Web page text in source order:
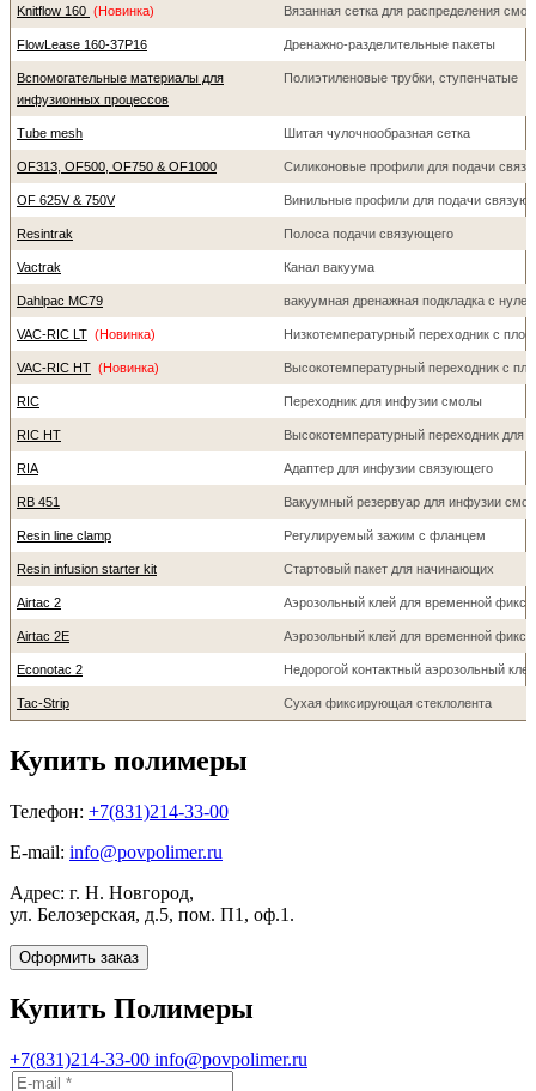
Knitflow 160 (Новинка) Вязанная сетка для распределения
FlowLease 160-37P16 Дренажно-разделительные пакеты
Вспомогательные материалы для
инфузионных процессов
Полиэтиленовые трубки, ступенчатые
Tube mesh Шитая чулочнообразная сетка
OF313, OF500, OF750 & OF1000 Силиконовые профили для подачи
OF 625V & 750V Винильные профили для подачи
Resintrak Полоса подачи связующего
Vactrak Канал вакуума
Dahlpac MC79 вакуумная дренажная подкладка с
VAC-RIC LT (Новинка) Низкотемпературный переходник с
VAC-RIC HT (Новинка) Высокотемпературный переходник с
RIC Переходник для инфузии смолы
RIC HT Высокотемпературный переходник для
RIA Адаптер для инфузии связующего
RB 451 Вакуумный резервуар для инфузии
Resin line clamp Регулируемый зажим с фланцем
Resin infusion starter kit Стартовый пакет для начинающих
Airtac 2 Аэрозольный клей для временной
Airtac 2E Аэрозольный клей для временной
Econotac 2 Недорогой контактный аэрозольный клей
Tac-Strip Сухая фиксирующая стеклолента
Купить полимеры
Телефон: +7(831)214-33-00
E-mail: info@povpolimer.ru
Адрес: г. Н. Новгород,
ул. Белозерская, д.5, пом. П1, оф.1.
Оформить заказ
Купить Полимеры
+7(831)214-33-00 info@povpolimer.ru